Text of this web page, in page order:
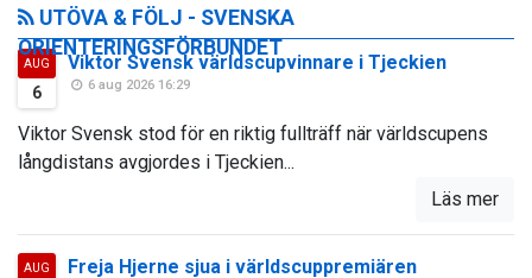
UTÖVA & FÖLJ - SVENSKA
ORIENTERINGSFÖRBUNDET
AUG
6
Viktor Svensk världscupvinnare i Tjeckien
6 aug 2026 16:29
Viktor Svensk stod för en riktig fullträff när världscupens
långdistans avgjordes i Tjeckien...
Läs mer
AUG Freja Hjerne sjua i världscuppremiären